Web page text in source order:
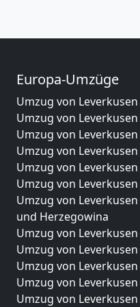
Europa-Umzüge
Umzug von
Umzug von
Umzug von
Umzug von
Umzug von
Umzug von
Umzug von
und Herzegowina
Umzug von
Umzug von
Umzug von
Umzug von
Umzug von